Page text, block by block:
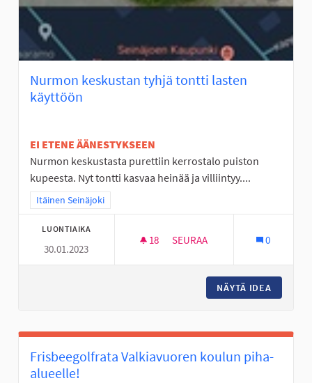
Nurmon keskustan tyhjä tontti lasten
käyttöön
EI ETENE ÄÄNESTYKSEEN
Nurmon keskustasta purettiin kerrostalo puiston
kupeesta. Nyt tontti kasvaa heinää ja villiintyy....
Rajaa tulokset teeman mukaan: Itäinen Seinäjoki
Itäinen Seinäjoki
LUONTIAIKA
30.01.2023
18 18 SEURAAJAA
SEURAA 0
NÄYTÄ IDEA
Frisbeegolfrata Valkiavuoren koulun piha-
alueelle!